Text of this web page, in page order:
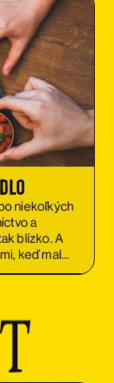
niekoľkých
a
blízko. A
keď mal
Los